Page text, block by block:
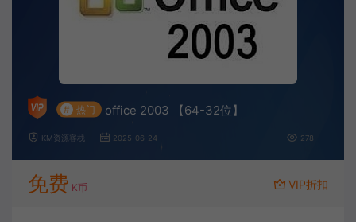
# 热门 office 2003 【64-32位】
KM资源客栈 2025-06-24 278
免费 K币 VIP折扣